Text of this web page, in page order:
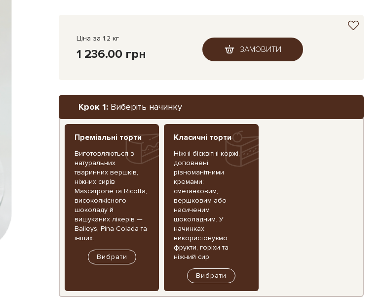
Ціна за 1.2 кг
1 236.00 грн ЗАМОВИТИ
Крок 1: Виберіть начинку
Преміальні торти
Виготовляються з
натуральних
тваринних вершків,
ніжних сирів
Mascarpone та Ricotta,
високоякісного
шоколаду й
вишуканих лікерів —
Baileys, Pina Colada та
інших.
Вибрати
Класичні торти
Ніжні бісквітні коржі,
доповнені
різноманітними
кремами:
сметанковим,
вершковим або
насиченим
шоколадним. У
начинках
використовуємо
фрукти, горіхи та
ніжний сир.
Вибрати